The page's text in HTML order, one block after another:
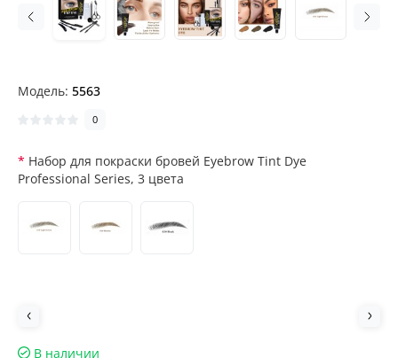
Модель: 5563
0
Набор для покраски бровей Eyebrow Tint Dye
Professional Series, 3 цвета
В наличии